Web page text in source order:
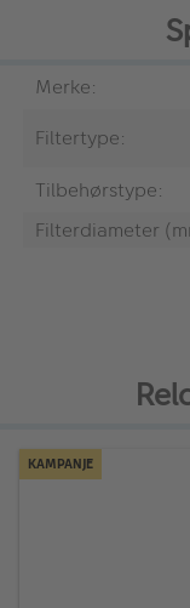
Merke:
Filtertype:
Tilbehørstype:
Filterdiameter
KAMPANJE